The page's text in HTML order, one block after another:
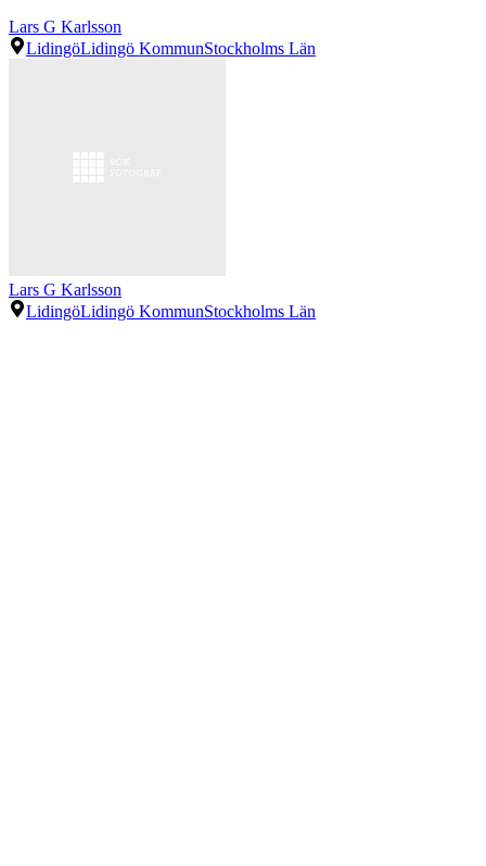
Lars G Karlsson
LidingöLidingö KommunStockholms Län
Lars G Karlsson
LidingöLidingö KommunStockholms Län